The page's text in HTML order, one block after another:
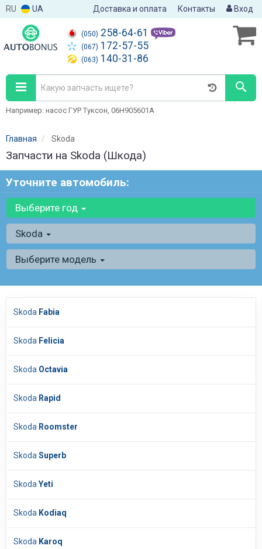
RU UA Доставка и оплата Контакты Вход
(050) 258-64-61
(067) 172-57-55
(063) 140-31-86
Например: насос ГУР Туксон, 06H905601A
Главная Skoda
Запчасти на Skoda (Шкода)
Уточните автомобиль:
Выберите год
Skoda
Выберите модель
Skoda Fabia
Skoda Felicia
Skoda Octavia
Skoda Rapid
Skoda Roomster
Skoda Superb
Skoda Yeti
Skoda Kodiaq
Skoda Karoq